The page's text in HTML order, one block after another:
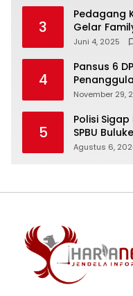
3
Pedagang
Gelar
Silaturahmi
Juni 4, 2025
4
Pansus 6
November 29,
5
Polisi
SPBU
Agustus 6,